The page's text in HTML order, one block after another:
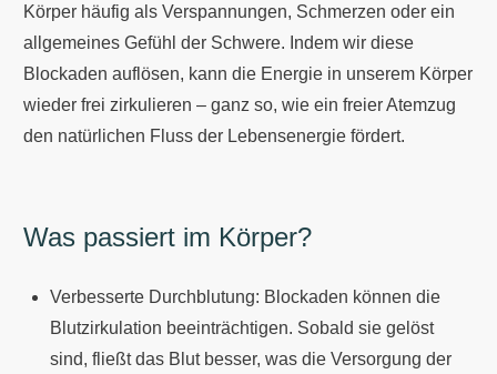
Körper häufig als Verspannungen, Schmerzen oder ein
allgemeines Gefühl der Schwere. Indem wir diese
Blockaden auflösen, kann die Energie in unserem Körper
wieder frei zirkulieren – ganz so, wie ein freier Atemzug
den natürlichen Fluss der Lebensenergie fördert.
Was passiert im Körper?
Verbesserte Durchblutung: Blockaden können die
Blutzirkulation beeinträchtigen. Sobald sie gelöst
sind, fließt das Blut besser, was die Versorgung der